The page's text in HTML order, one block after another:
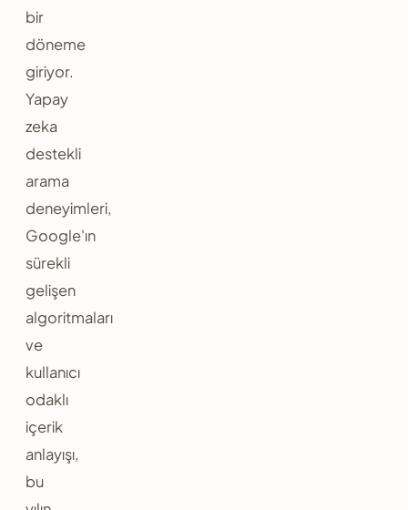
bir
döneme
giriyor.
Yapay
zeka
destekli
arama
deneyimleri,
Google'ın
sürekli
gelişen
algoritmaları
ve
kullanıcı
odaklı
içerik
anlayışı,
bu